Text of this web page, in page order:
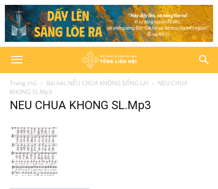
Trang chủ Bài hát: NẾU CHÚA KHÔNG SỐNG LẠI
NEU CHUA
KHONG SL.Mp3
NEU CHUA KHONG SL.Mp3